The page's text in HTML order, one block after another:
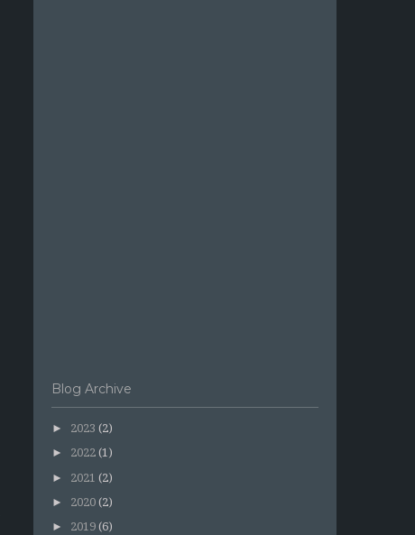
Blog Archive
► 2023 (2)
► 2022 (1)
► 2021 (2)
► 2020 (2)
► 2019 (6)